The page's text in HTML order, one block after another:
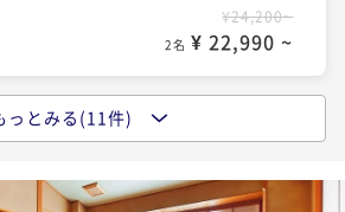
¥24,200~
2名 ¥ 22,990 ~
なしで夜はのんびりチェックイン！
事前決済可
IN 15:00 - 24:00 OUT10:00
っとみる(11件)